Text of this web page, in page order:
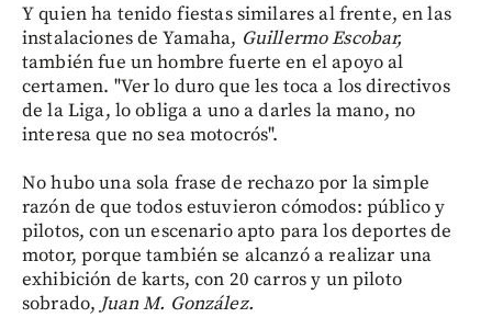
Y quien ha tenido fiestas similares al frente, en las
instalaciones de Yamaha, Guillermo Escobar,
también fue un hombre fuerte en el apoyo al
certamen. "Ver lo duro que les toca a los directivos
de la Liga, lo obliga a uno a darles la mano, no
interesa que no sea motocrós".
No hubo una sola frase de rechazo por la simple
razón de que todos estuvieron cómodos: público y
pilotos, con un escenario apto para los deportes de
motor, porque también se alcanzó a realizar una
exhibición de karts, con 20 carros y un piloto
sobrado, Juan M. González.